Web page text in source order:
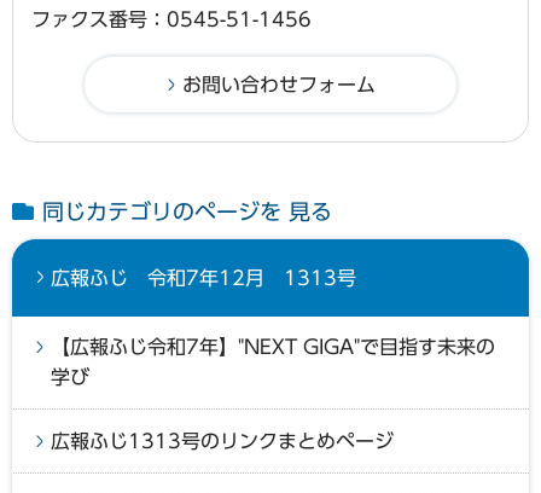
ファクス番号：0545-51-1456
同じカテゴリのページを 見る
広報ふじ 令和7年12月 1313号
【広報ふじ令和7年】"NEXT GIGA"で目指す未来の
学び
広報ふじ1313号のリンクまとめページ